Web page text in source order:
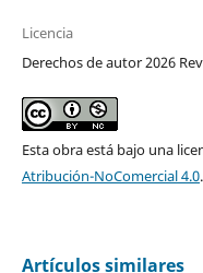
Licencia
Derechos de autor 2026
Esta obra está bajo una
Atribución-NoComercial 4.0.
Artículos similares